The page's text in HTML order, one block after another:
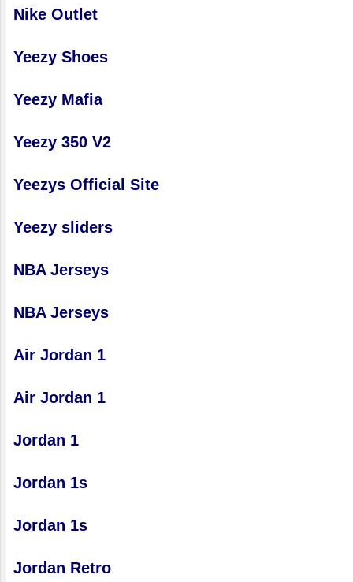
Nike Outlet
Yeezy Shoes
Yeezy Mafia
Yeezy 350 V2
Yeezys Official Site
Yeezy sliders
NBA Jerseys
NBA Jerseys
Air Jordan 1
Air Jordan 1
Jordan 1
Jordan 1s
Jordan 1s
Jordan Retro